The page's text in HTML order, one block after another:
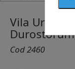
Vila
Cod 2460